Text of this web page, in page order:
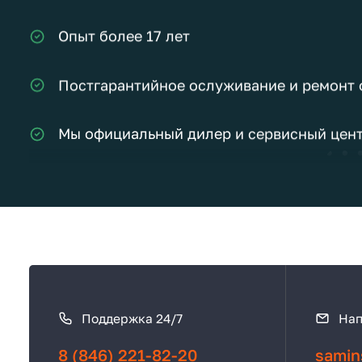
Монтаж нашей продукции под ключ
Поддержка 24/7
8 (846) 221-82-20